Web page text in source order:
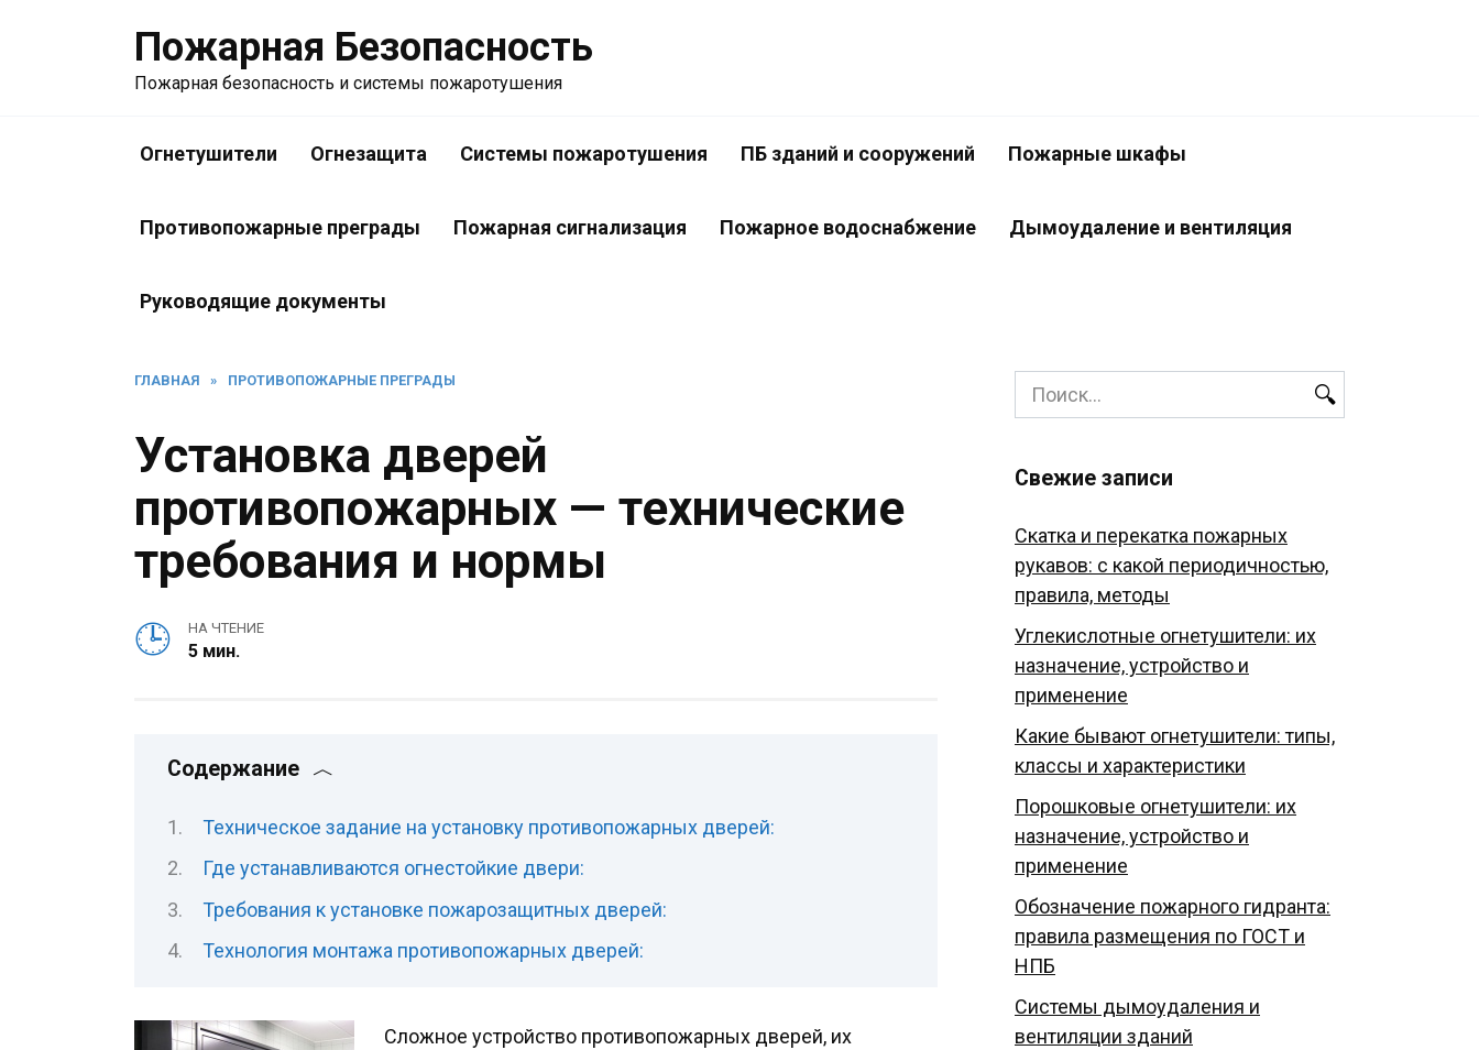
Пожарная Безопасность
Пожарная безопасность и системы пожаротушения
Огнетушители Огнезащита Системы пожаротушения ПБ зданий и сооружений Пожарные шкафы
Противопожарные преграды Пожарная сигнализация Пожарное водоснабжение Дымоудаление и вентиляция
Руководящие документы
ГЛАВНАЯ » ПРОТИВОПОЖАРНЫЕ ПРЕГРАДЫ
Установка дверей
противопожарных — технические
требования и нормы
НА ЧТЕНИЕ
5 мин.
Содержание
Техническое задание на установку противопожарных дверей:
Где устанавливаются огнестойкие двери:
Требования к установке пожарозащитных дверей:
Технология монтажа противопожарных дверей:
Сложное устройство противопожарных дверей, их
Search
for:
Свежие записи
Скатка и перекатка пожарных
рукавов: с какой периодичностью,
правила, методы
Углекислотные огнетушители: их
назначение, устройство и
применение
Какие бывают огнетушители: типы,
классы и характеристики
Порошковые огнетушители: их
назначение, устройство и
применение
Обозначение пожарного гидранта:
правила размещения по ГОСТ и
НПБ
Системы дымоудаления и
вентиляции зданий